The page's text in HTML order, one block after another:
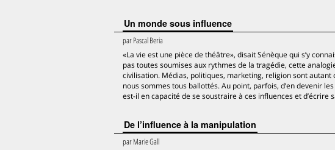
Un monde sous influence
parPascal Beria
«La vie est une pièce de théâtre», disait Sénèque qui s’y
pas toutes soumises aux rythmes de la tragédie, cette
civilisation. Médias, politiques, marketing, religion sont
nous sommes tous ballottés. Au point, parfois, d’en devenir
est-il en capacité de se soustraire à ces influences et d’écrire
De l’influence à la manipulation
parMarie Gall